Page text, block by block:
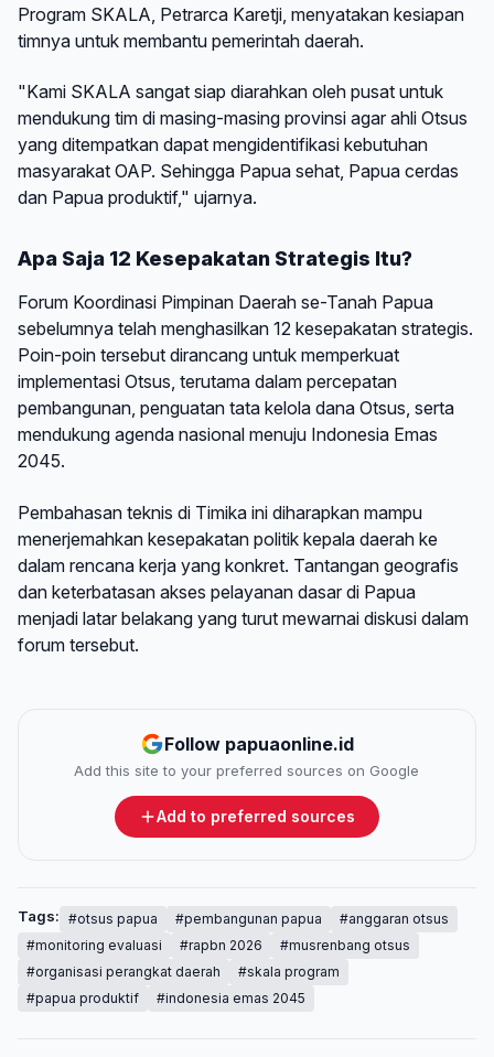
Program SKALA, Petrarca Karetji, menyatakan kesiapan
timnya untuk membantu pemerintah daerah.
"Kami SKALA sangat siap diarahkan oleh pusat untuk
mendukung tim di masing-masing provinsi agar ahli Otsus
yang ditempatkan dapat mengidentifikasi kebutuhan
masyarakat OAP. Sehingga Papua sehat, Papua cerdas
dan Papua produktif," ujarnya.
Apa Saja 12 Kesepakatan Strategis Itu?
Forum Koordinasi Pimpinan Daerah se-Tanah Papua
sebelumnya telah menghasilkan 12 kesepakatan strategis.
Poin-poin tersebut dirancang untuk memperkuat
implementasi Otsus, terutama dalam percepatan
pembangunan, penguatan tata kelola dana Otsus, serta
mendukung agenda nasional menuju Indonesia Emas
2045.
Pembahasan teknis di Timika ini diharapkan mampu
menerjemahkan kesepakatan politik kepala daerah ke
dalam rencana kerja yang konkret. Tantangan geografis
dan keterbatasan akses pelayanan dasar di Papua
menjadi latar belakang yang turut mewarnai diskusi dalam
forum tersebut.
Follow papuaonline.id
Add this site to your preferred sources on Google
Add to preferred sources
Tags: #otsus papua #pembangunan papua
#anggaran otsus
#monitoring evaluasi
#rapbn 2026
#musrenbang otsus
#organisasi perangkat daerah
#skala program
#papua produktif
#indonesia emas 2045